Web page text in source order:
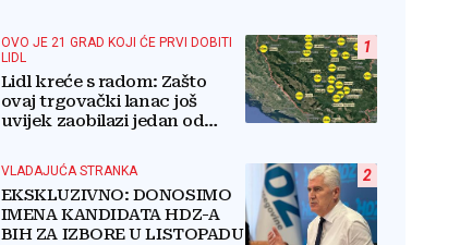
1
OVO JE 21 GRAD KOJI ĆE PRVI DOBITI
LIDL
Lidl kreće s radom: Zašto
ovaj trgovački lanac još
uvijek zaobilazi jedan od
2
VLADAJUĆA STRANKA
EKSKLUZIVNO: DONOSIMO
IMENA KANDIDATA HDZ-A
BIH ZA IZBORE U LISTOPADU